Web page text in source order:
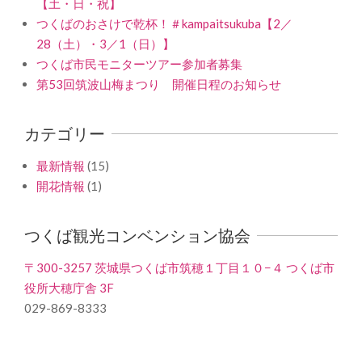
【土・日・祝】
つくばのおさけで乾杯！＃kampaitsukuba【2／
28（土）・3／1（日）】
つくば市民モニターツアー参加者募集
第53回筑波山梅まつり 開催日程のお知らせ
カテゴリー
最新情報 (15)
開花情報 (1)
つくば観光コンベンション協会
〒300-3257 茨城県つくば市筑穂１丁目１０−４ つくば市
役所大穂庁舎 3F
029-869-8333